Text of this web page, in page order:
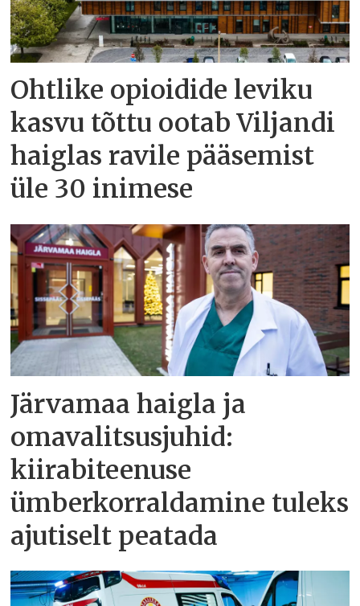
Ohtlike opioidide leviku
kasvu tõttu ootab Viljandi
haiglas ravile pääsemist
üle 30 inimese
Järvamaa haigla ja
omavalitsusjuhid:
kiirabiteenuse
ümberkorraldamine tuleks
ajutiselt peatada